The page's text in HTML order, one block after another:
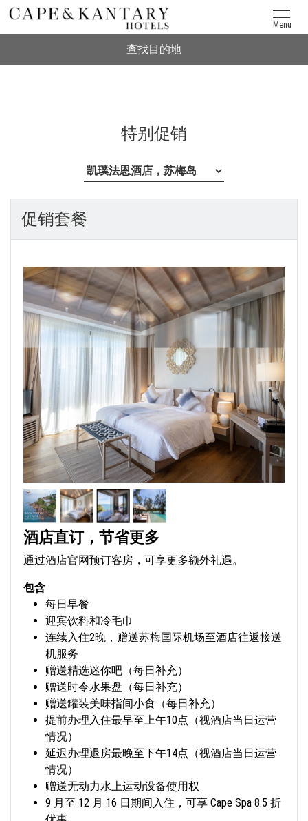
Menu
查找目的地
特别促销
促销套餐
酒店直订，节省更多
通过酒店官网预订客房，可享更多额外礼遇。
包含
每日早餐
迎宾饮料和冷毛巾
连续入住2晚，赠送苏梅国际机场至酒店往返接送
机服务
赠送精选迷你吧（每日补充）
赠送时令水果盘（每日补充）
赠送罐装美味指间小食（每日补充）
提前办理入住最早至上午10点（视酒店当日运营
情况）
延迟办理退房最晚至下午14点（视酒店当日运营
情况）
赠送无动力水上运动设备使用权
9 月至 12 月 16 日期间入住，可享 Cape Spa 8.5 折